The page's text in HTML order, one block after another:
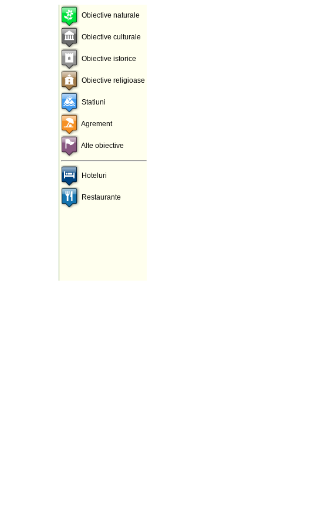
Obiective naturale
Obiective culturale
Obiective istorice
Obiective religioase
Statiuni
Agrement
Alte obiective
Hoteluri
Restaurante